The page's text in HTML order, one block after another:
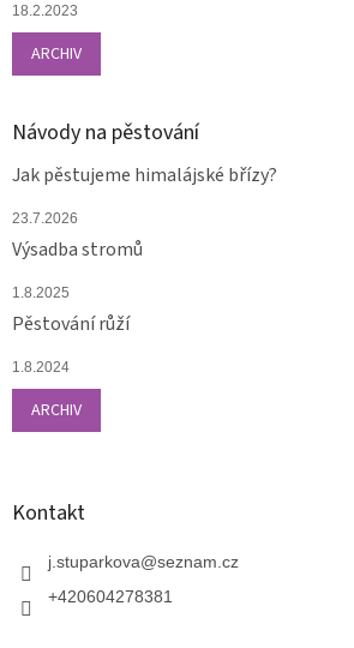
18.2.2023
ARCHIV
Návody na pěstování
Jak pěstujeme himalájské břízy?
23.7.2026
Výsadba stromů
1.8.2025
Pěstování růží
1.8.2024
ARCHIV
Kontakt
j.stuparkova@seznam.cz
+420604278381